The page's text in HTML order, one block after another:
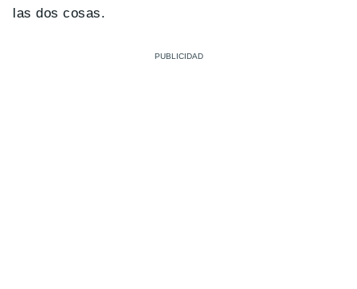
las dos cosas.